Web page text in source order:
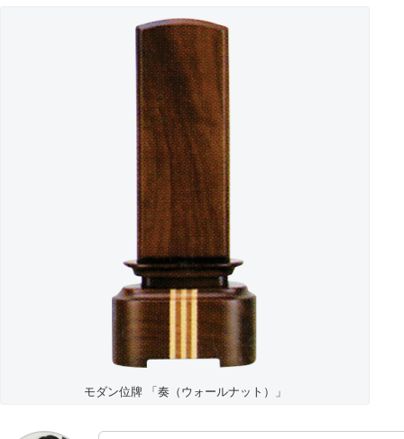
モダン位牌 「奏（ウォールナット）」